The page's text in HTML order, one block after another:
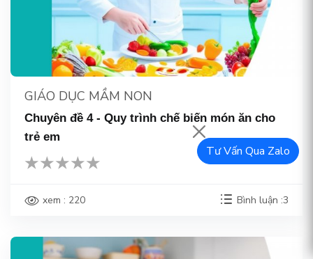
GIÁO DỤC MẦM NON
Chuyên đề 4 - Quy trình chế biến món ăn cho
trẻ em
xem : 220 Bình luận :3
Tư Vấn Qua Zalo